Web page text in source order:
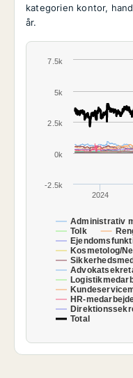
kategorien kontor,
år.
Administrativ
Tolk
Kosmetolog/
HR-
Total
2024
0k
5k
-2.5k
2.5k
7.5k